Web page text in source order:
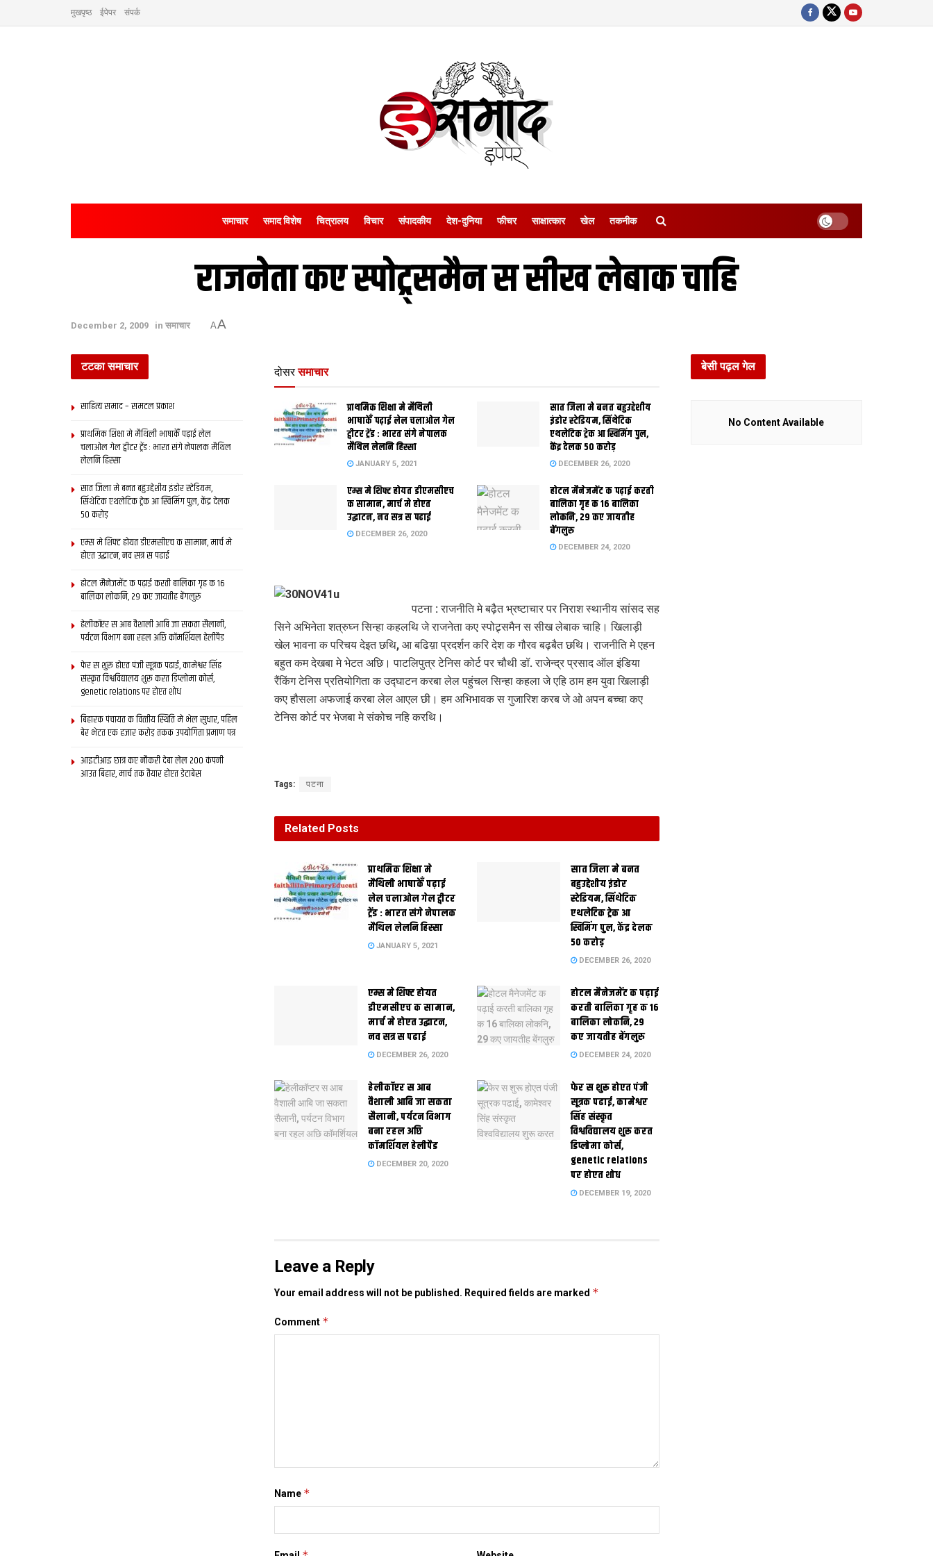
मुखपृष्ठ ईपेपर संपर्क
समाचार समाद विशेष चित्रालय विचार संपादकीय देश-दुनिया फीचर साक्षात्‍कार खेल तकनीक
राजनेता कए स्पोट्र्समैन स सीख लेबाक चाहि
December 2, 2009 in समाचार AA
दोसर समाचार
प्राथमिक शि‍क्षा मे मैथि‍ली
भाषाकेँ पढ़ाई लेल चलाओल गेल
ट्वीटर ट्रेंड : भारत संगे नेपालक
मैथिल लेलनि हिस्सा
JANUARY 5, 2021
सात जिला मे बनत बहुउद्देशीय
इंडोर स्‍टेडि‍यम, सिंथेटिक
एथलेटिक ट्रेक आ स्विमिंग पुल,
केंद्र देलक 50 करोड़
DECEMBER 26, 2020
एम्स मे शिफ्ट होयत डीएमसीएच
क सामान, मार्च मे होएत
उद्घाटन, नव सत्र स पढाई
DECEMBER 26, 2020
होटल मैनेजमेंट क पढ़ाई करती
बालिका गृह क 16 बालिका
लोकनि, 29 कए जायतीह
बेंगलुरु
DECEMBER 24, 2020
पटना : राजनीति मे बढ़ैत भ्रष्टाचार पर निराश स्थानीय सांसद सह
सिने अभिनेता शत्रुघ्न सिन्हा कहलथि जे राजनेता कए स्पोट्र्समैन स सीख लेबाक चाहि। खिलाड़ी
खेल भावना क परिचय देइत छथि, आ बढिय़ा प्रदर्शन करि देश क गौरव बढ़बैत छथि। राजनीति मे एहन
बहुत कम देखबा मे भेटत अछि। पाटलिपुत्र टेनिस कोर्ट पर चौथी डॉ. राजेन्द्र प्रसाद ऑल इंडिया
रैंकिंग टेनिस प्रतियोगिता क उद्घाटन करबा लेल पहुंचल सिन्हा कहला जे एहि ठाम हम युवा खिलाड़ी
कए हौसला अफजाई करबा लेल आएल छी। हम अभिभावक स गुजारिश करब जे ओ अपन बच्चा कए
टेनिस कोर्ट पर भेजबा मे संकोच नहि करथि।
Tags: पटना
Related Posts
प्राथमिक शि‍क्षा मे
मैथि‍ली भाषाकेँ पढ़ाई
लेल चलाओल गेल ट्वीटर
ट्रेंड : भारत संगे नेपालक
मैथिल लेलनि हिस्सा
JANUARY 5, 2021
सात जिला मे बनत
बहुउद्देशीय इंडोर
स्‍टेडि‍यम, सिंथेटिक
एथलेटिक ट्रेक आ
स्विमिंग पुल, केंद्र देलक
50 करोड़
DECEMBER 26, 2020
एम्स मे शिफ्ट होयत
डीएमसीएच क सामान,
मार्च मे होएत उद्घाटन,
नव सत्र स पढाई
DECEMBER 26, 2020
होटल मैनेजमेंट क पढ़ाई
करती बालिका गृह क 16
बालिका लोकनि, 29
कए जायतीह बेंगलुरु
DECEMBER 24, 2020
हेलीकॉप्टर स आब
वैशाली आबि जा सकता
सैलानी, पर्यटन विभाग
बना रहल अछि
कॉमर्शियल हेलीपैड
DECEMBER 20, 2020
फेर स शुरू होएत पंजी
सूत्रक पढाई, कामेश्वर
सिंह संस्कृत
विश्वविद्यालय शुरू करत
डिप्लोमा कोर्स,
genetic relations
पर होएत शोध
DECEMBER 19, 2020
Leave a Reply
Your email address will not be published. Required fields are marked *
Comment *
Name *
टटका समाचार
साहित्य समाद – समटल प्रकाश
प्राथमिक शि‍क्षा मे मैथि‍ली भाषाकेँ पढ़ाई लेल
चलाओल गेल ट्वीटर ट्रेंड : भारत संगे नेपालक मैथिल
लेलनि हिस्सा
सात जिला मे बनत बहुउद्देशीय इंडोर स्‍टेडि‍यम,
सिंथेटिक एथलेटिक ट्रेक आ स्विमिंग पुल, केंद्र देलक
50 करोड़
एम्स मे शिफ्ट होयत डीएमसीएच क सामान, मार्च मे
होएत उद्घाटन, नव सत्र स पढाई
होटल मैनेजमेंट क पढ़ाई करती बालिका गृह क 16
बालिका लोकनि, 29 कए जायतीह बेंगलुरु
हेलीकॉप्टर स आब वैशाली आबि जा सकता सैलानी,
पर्यटन विभाग बना रहल अछि कॉमर्शियल हेलीपैड
फेर स शुरू होएत पंजी सूत्रक पढाई, कामेश्वर सिंह
संस्कृत विश्वविद्यालय शुरू करत डिप्लोमा कोर्स,
genetic relations पर होएत शोध
बिहारक पंचायत क वित्‍तीय स्थिति मे भेल सुधार, पहिल
बेर भेटत एक हजार करोड़ तकक उपयोगिता प्रमाण पत्र
आइटीआइ छात्र कए नौकरी देबा लेल 200 कंपनी
आउत बिहार, मार्च तक तैयार होएत डेटाबेस
बेसी पढ़ल गेल
No Content Available